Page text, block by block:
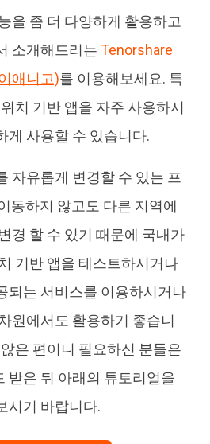
을 좀 더 다양하게 활용하고
소개해드리는 Tenorshare
애니고)를 이용해보세요. 특
치 기반 앱을 자주 사용하시
게 사용할 수 있습니다.
자유롭게 변경할 수 있는 프
동하지 않고도 다른 지역에
경 할 수 있기 때문에 국내가
기반 앱을 테스트하시거나
되는 서비스를 이용하시거나
원에서도 활용하기 좋습니
은 편이니 필요하신 분들은
받은 뒤 아래의 튜토리얼을
시기 바랍니다.